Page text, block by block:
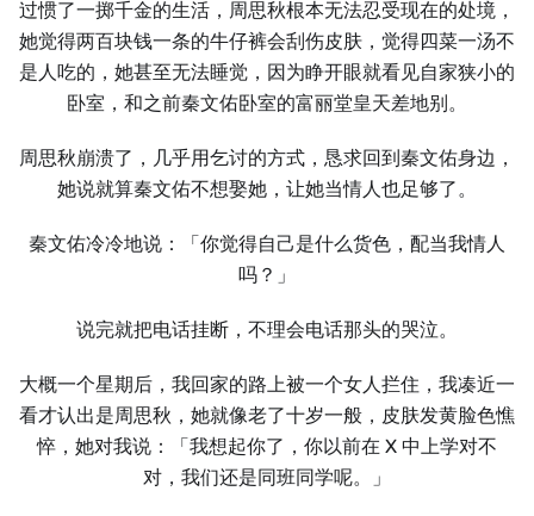
过惯了一掷千金的生活，周思秋根本无法忍受现在的处境，
她觉得两百块钱一条的牛仔裤会刮伤皮肤，觉得四菜一汤不
是人吃的，她甚至无法睡觉，因为睁开眼就看见自家狭小的
卧室，和之前秦文佑卧室的富丽堂皇天差地别。
周思秋崩溃了，几乎用乞讨的方式，恳求回到秦文佑身边，
她说就算秦文佑不想娶她，让她当情人也足够了。
秦文佑冷冷地说：「你觉得自己是什么货色，配当我情人
吗？」
说完就把电话挂断，不理会电话那头的哭泣。
大概一个星期后，我回家的路上被一个女人拦住，我凑近一
看才认出是周思秋，她就像老了十岁一般，皮肤发黄脸色憔
悴，她对我说：「我想起你了，你以前在 X 中上学对不
对，我们还是同班同学呢。」